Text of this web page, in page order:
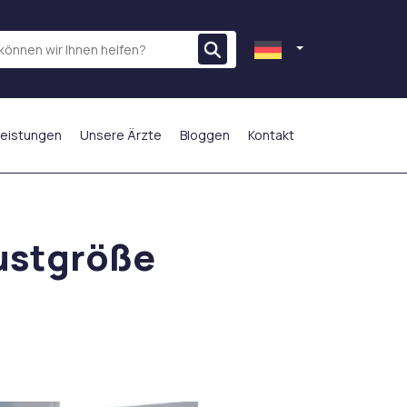
Unsere Ärzte Bloggen Kontakt